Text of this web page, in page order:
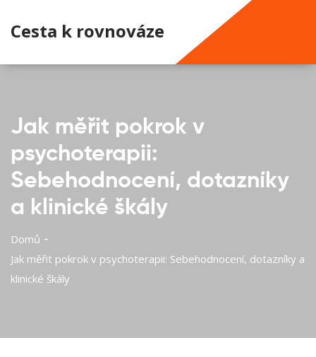
Cesta k rovnováze
Jak měřit pokrok v
psychoterapii:
Sebehodnocení, dotazníky
a klinické škály
Domů
Jak měřit pokrok v psychoterapii: Sebehodnocení, dotazníky a
klinické škály